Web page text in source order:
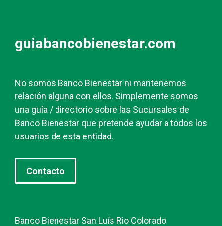
guiabancobienestar.com
No somos Banco Bienestar ni mantenemos
relación alguna con ellos. Simplemente somos
una guía / directorio sobre las Sucursales de
Banco Bienestar que pretende ayudar a todos los
usuarios de esta entidad.
Contacto
Banco Bienestar San Luís Rio Colorado